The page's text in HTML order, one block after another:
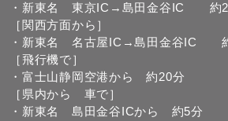
・新東名 東京IC→島田金谷IC 約2
［関西方面から］
・新東名 名古屋IC→島田金谷IC
［飛行機で］
・富士山静岡空港から 約20分
［県内から 車で］
・新東名 島田金谷ICから 約5分